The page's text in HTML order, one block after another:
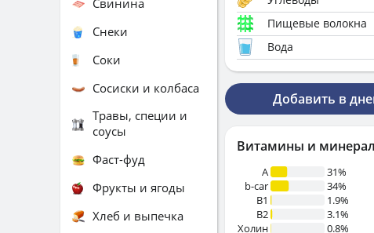
Пищевые волокна
Вода
Добавить в
Витамины и
A
31%
b-car
34%
В1
1.9%
B2
3.1%
Холин
0.8%
Снеки
Соки
Сосиски и колбаса
Травы, специи и
соусы
Фаст-фуд
Фрукты и ягоды
Хлеб и выпечка